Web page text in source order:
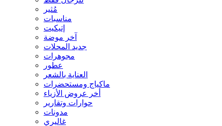
مُثير
مناسبات
إتيكيت
آخر موضة
جديد المحلات
مجوهرات
عطور
العناية بالشعر
ماكياج ومستحضرات
أخر عروض الأزياء
حوارات وتقارير
مدونات
غاليري